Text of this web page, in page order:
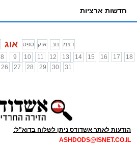
חדשות ארציות
אוג ספט אוק נוב
דצמ
8 9 10 11 12 13 14 15 16 17
18
26 27 28 29 30 31
הודעות לאתר אשדודס ניתן לשלוח בדוא"ל:
ASHDODS@ISNET.CO.IL